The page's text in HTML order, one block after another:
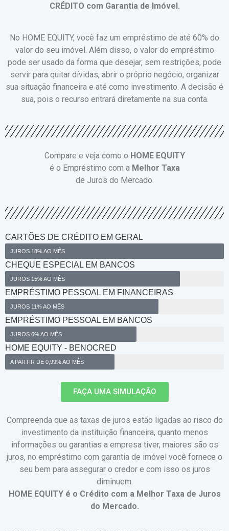
CRÉDITO com Garantia de Imóvel.
No HOME EQUITY, você faz um empréstimo de até 60% do
valor do seu imóvel. Além disso, o valor do empréstimo
pode ser usado da forma que desejar, sem restrições, pode
servir para quitar dívidas, abrir o próprio negócio, organizar
sua situação financeira e até como investimento. A decisão é
sua, pois o recurso entrará diretamente na sua conta.
Compare e veja como o HOME EQUITY
é o Empréstimo com a Melhor Taxa
de Juros do Mercado.
CARTÕES DE CRÉDITO EM GERAL
JUROS 18% AO MÊS
CHEQUE ESPECIAL EM BANCOS
JUROS 15% AO MÊS
EMPRÉSTIMO PESSOAL EM FINANCEIRAS
JUROS 11% AO MÊS
EMPRÉSTIMO PESSOAL EM BANCOS
JUROS 6% AO MÊS
HOME EQUITY - BENOCRED
A PARTIR DE 0,99% AO MÊS
FAÇA UMA SIMULAÇÃO
Compreenda que as taxas de juros estão ligadas ao risco do
investimento da instituição financeira, quanto menos
informações ou garantias a empresa tiver, maiores são os
juros, no empréstimo com garantia de imóvel você fornece o
seu bem para assegurar o credor e com isso os juros
diminuem.
HOME EQUITY é o Crédito com a Melhor Taxa de Juros
do Mercado.